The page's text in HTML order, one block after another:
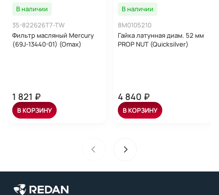
В наличии
35-822626T7-TW
Фильтр масляный Mercury
(69J-13440-01) (Omax)
1 821 ₽
В КОРЗИНУ
В наличии
8M0105210
Гайка латунная диам. 52 мм
PROP NUT (Quicksilver)
4 840 ₽
В КОРЗИНУ